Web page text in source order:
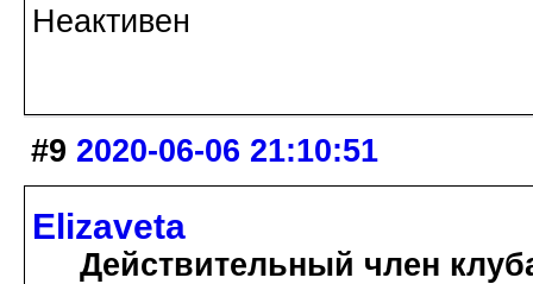
Неактивен
#9 2020-06-06 21:10:51
Elizaveta
Действительный член